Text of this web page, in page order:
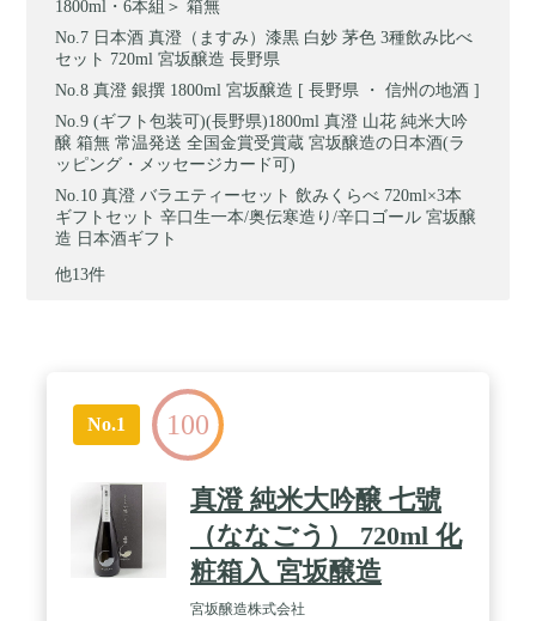
1800ml・6本組＞ 箱無
日本酒 真澄（ますみ）漆黒 白妙 茅色 3種飲み比べ
セット 720ml 宮坂醸造 長野県
真澄 銀撰 1800ml 宮坂醸造 [ 長野県 ・ 信州の地酒 ]
(ギフト包装可)(長野県)1800ml 真澄 山花 純米大吟
醸 箱無 常温発送 全国金賞受賞蔵 宮坂醸造の日本酒(ラ
ッピング・メッセージカード可)
真澄 バラエティーセット 飲みくらべ 720ml×3本
ギフトセット 辛口生一本/奥伝寒造り/辛口ゴール 宮坂醸
造 日本酒ギフト
他13件
No.1 100
真澄 純米大吟醸 七號
（ななごう） 720ml 化
粧箱入 宮坂醸造
宮坂醸造株式会社